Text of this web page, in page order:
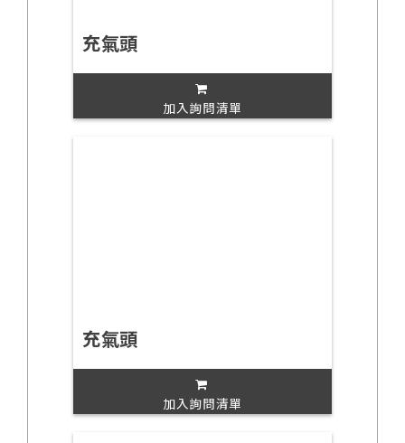
充氣頭
加入詢問清單
充氣頭
加入詢問清單